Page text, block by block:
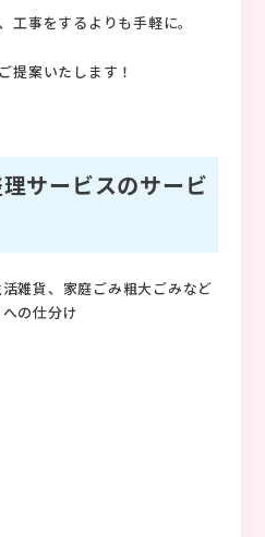
工事をするよりも手軽に。
提案いたします！
サービスのサービ
雑貨、家庭ごみ粗大ごみなど
の仕分け